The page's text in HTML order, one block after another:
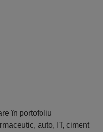
în portofoliu
auto, IT, ciment